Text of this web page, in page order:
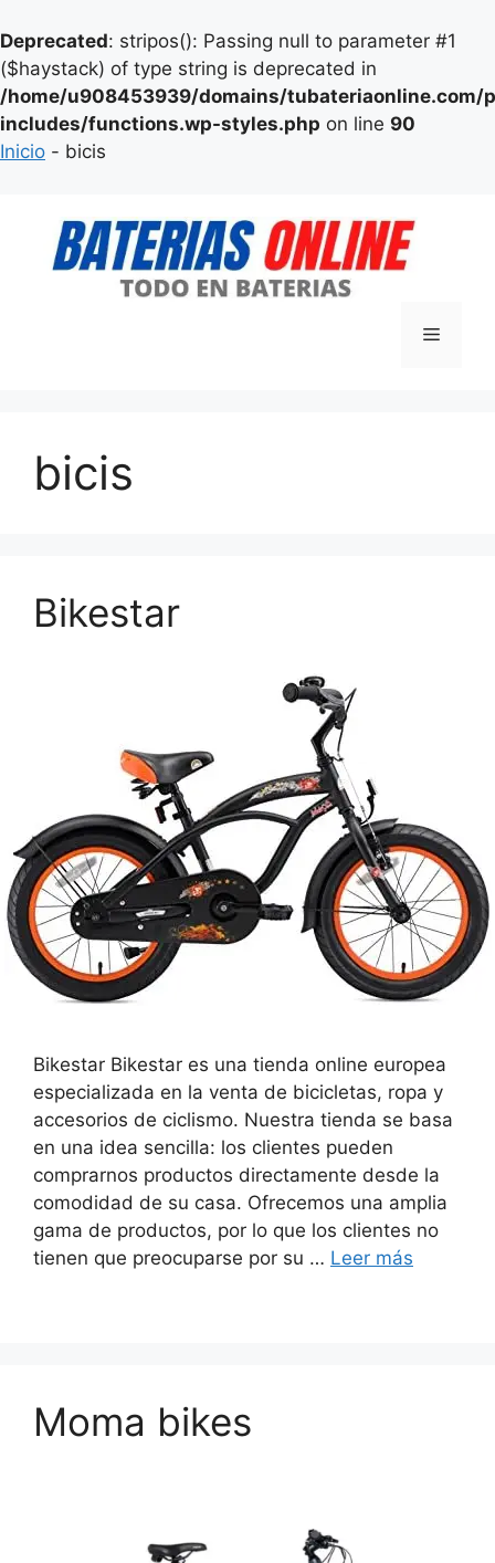
Deprecated: stripos(): Passing null to parameter #1
($haystack) of type string is deprecated in
/home/u908453939/domains/tubateriaonline.com/
includes/functions.wp-styles.php on line 90
Inicio - bicis
contenido
Menú
bicis
Bikestar
Bikestar Bikestar es una tienda online europea
especializada en la venta de bicicletas, ropa y
accesorios de ciclismo. Nuestra tienda se basa
en una idea sencilla: los clientes pueden
comprarnos productos directamente desde la
comodidad de su casa. Ofrecemos una amplia
gama de productos, por lo que los clientes no
tienen que preocuparse por su … Leer más
Moma bikes